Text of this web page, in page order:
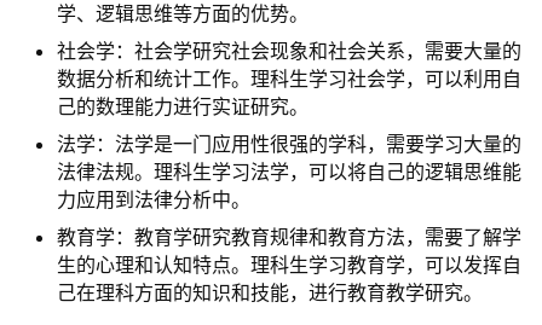
学、逻辑思维等方面的优势。
社会学：社会学研究社会现象和社会关系，需要大量的
数据分析和统计工作。理科生学习社会学，可以利用自
己的数理能力进行实证研究。
法学：法学是一门应用性很强的学科，需要学习大量的
法律法规。理科生学习法学，可以将自己的逻辑思维能
力应用到法律分析中。
教育学：教育学研究教育规律和教育方法，需要了解学
生的心理和认知特点。理科生学习教育学，可以发挥自
己在理科方面的知识和技能，进行教育教学研究。